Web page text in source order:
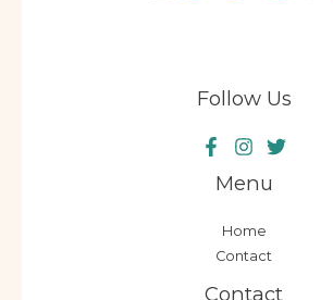
Follow Us
Menu
Home
Contact
Contact